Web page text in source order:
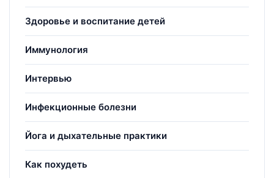
Здоровье и воспитание детей
Иммунология
Интервью
Инфекционные болезни
Йога и дыхательные практики
Как похудеть